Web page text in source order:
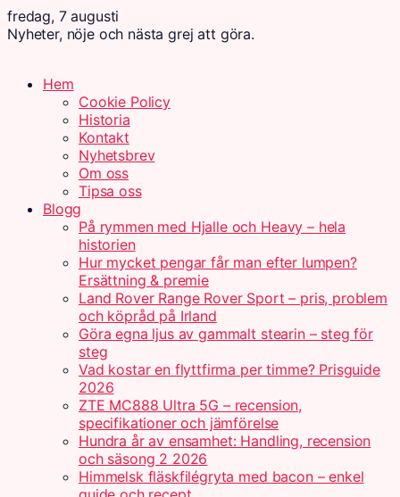
fredag, 7 augusti
Nyheter, nöje och nästa grej att göra.
Hem
Cookie Policy
Historia
Kontakt
Nyhetsbrev
Om oss
Tipsa oss
Blogg
På rymmen med Hjalle och Heavy – hela
historien
Hur mycket pengar får man efter lumpen?
Ersättning & premie
Land Rover Range Rover Sport – pris, problem
och köpråd på Irland
Göra egna ljus av gammalt stearin – steg för
steg
Vad kostar en flyttfirma per timme? Prisguide
2026
ZTE MC888 Ultra 5G – recension,
specifikationer och jämförelse
Hundra år av ensamhet: Handling, recension
och säsong 2 2026
Himmelsk fläskfilégryta med bacon – enkel